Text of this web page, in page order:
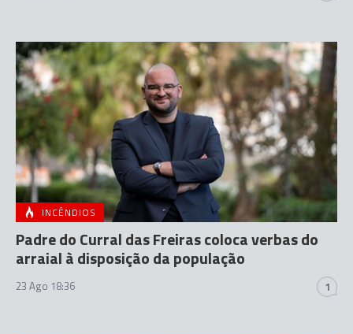
INCÊNDIOS
Padre do Curral das Freiras coloca verbas do
arraial à disposição da população
23 Ago 18:36 1